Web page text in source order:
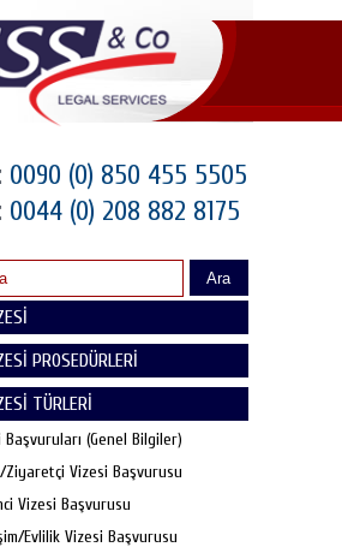
: 0090 (0) 850 455 5505
: 0044 (0) 208 882 8175
Ara
PROSEDÜRLERİ
TÜRLERİ
(Genel Bilgiler)
Vizesi Başvurusu
Vizesi Başvurusu
Evlilik Vizesi Başvurusu